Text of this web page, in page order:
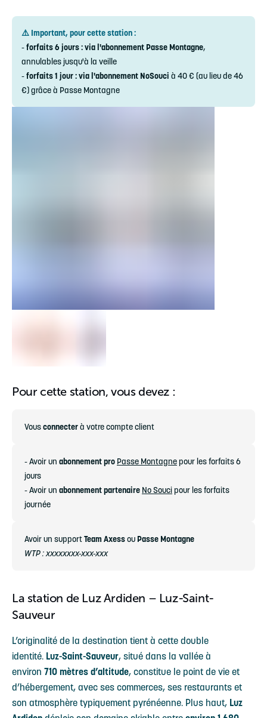
Pour cette station, vous devez :
Vousconnecterà votre compte client
- Avoir un abonnement pro Passe Montagne pour les forfaits 6
jours
- Avoir un abonnement partenaire No Souci pour les forfaits
journée
Avoir un supportTeam Axessou Passe Montagne
WTP : xxxxxxxx-xxx-xxx
La station de Luz Ardiden – Luz-Saint-
Sauveur
L’originalité de la destination tient à cette double
identité. Luz-Saint-Sauveur, situé dans la vallée à
environ 710 mètres d’altitude, constitue le point de vie et
d’hébergement, avec ses commerces, ses restaurants et
son atmosphère typiquement pyrénéenne. Plus haut, Luz
⚠️ Important, pour cette station :
-forfaits 6 jours : via l'abonnement Passe Montagne,
annulables jusqu'à la veille
-forfaits 1 jour : via l'abonnement NoSouci à 40 € (au lieu de 46
€) grâce à Passe Montagne